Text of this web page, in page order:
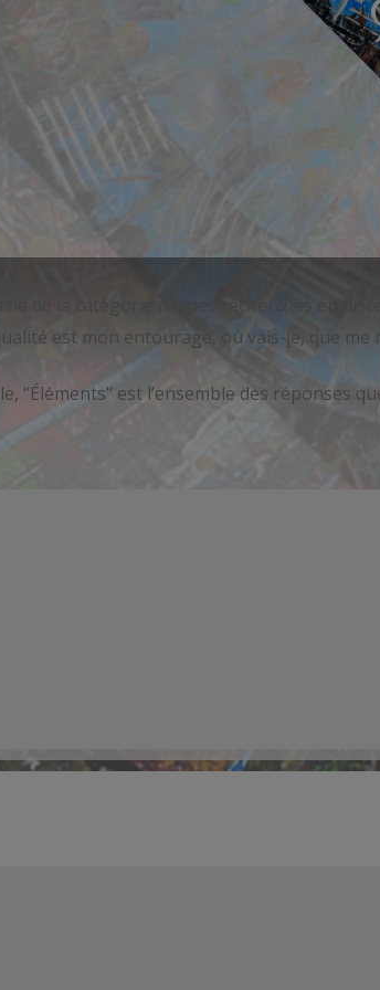
de la catégorie de mes recherches en
est mon entourage, où vais-je, que me
“Éléments” est l’ensemble des réponses